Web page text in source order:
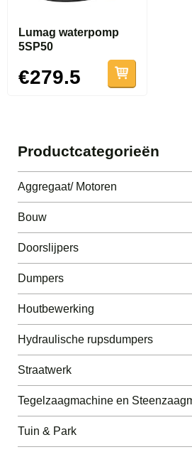
Lumag waterpomp
5SP50
€279.5
Productcategorieën
Aggregaat/ Motoren
Bouw
Doorslijpers
Dumpers
Houtbewerking
Hydraulische rupsdumpers
Straatwerk
Tegelzaagmachine en
Tuin & Park